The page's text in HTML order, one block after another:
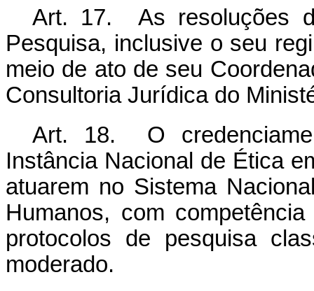
Art. 17. As resoluções
Pesquisa, inclusive o seu
meio de ato de seu
Consultoria Jurídica do
Art. 18. O
Instância Nacional de Ética
atuarem no Sistema
Humanos, com
protocolos de pesquisa
moderado.